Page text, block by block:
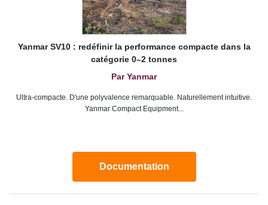
Yanmar SV10 : redéfinir la performance compacte dans la
catégorie 0–2 tonnes
Par Yanmar
Ultra-compacte. D'une polyvalence remarquable. Naturellement intuitive.
Yanmar Compact Equipment...
Documentation